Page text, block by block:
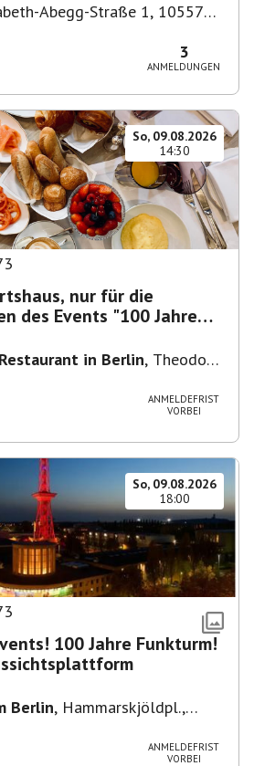
Abegg-Straße 1, 10557
3
ANMELDUNGEN
So, 09.08.2026
14:30
nur für die
des Events "100 Jahre
in Berlin, Theodor-
ANMELDEFRIST
VORBEI
So, 09.08.2026
18:00
100 Jahre Funkturm!
Berlin, Hammarskjöldpl.,
ANMELDEFRIST
VORBEI